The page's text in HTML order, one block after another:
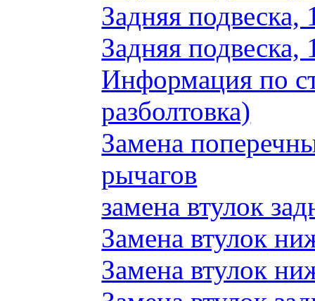
Задняя подвеска,
Задняя
Информация по
разболтовка)
Замена
рычагов
замена втулок
Замена втулок
Замена втулок